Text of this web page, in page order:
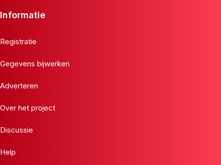
Informatie
Registratie
Gegevens bijwerken
Adverteren
Over het project
Discussie
Help